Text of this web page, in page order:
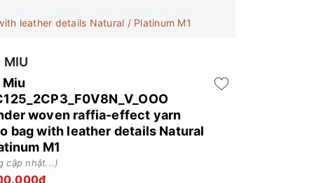
leather details Natural / Platinum M1
MIU
woven raffia-effect yarn
bag with leather details Natural
M1
cập nhật...)